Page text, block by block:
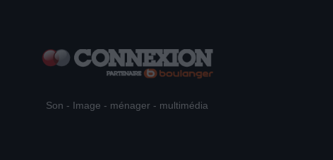
Son - Image - ménager - multimédia